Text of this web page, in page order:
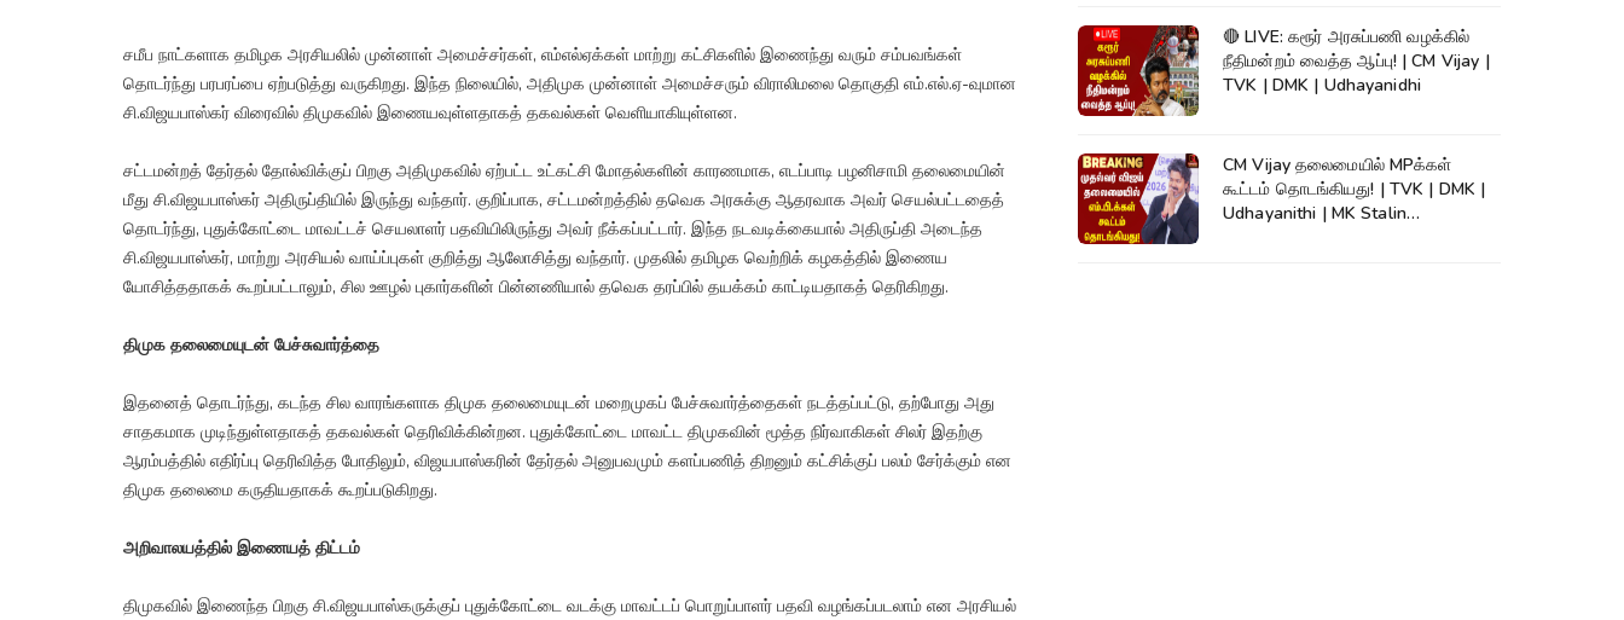
சமீப நாட்களாக தமிழக அரசியலில் முன்னாள் அமைச்சர்கள், எம்எல்ஏக்கள் மாற்று கட்சிகளில் இணைந்து வரும் சம்பவங்கள்
தொடர்ந்து பரபரப்பை ஏற்படுத்து வருகிறது. இந்த நிலையில், அதிமுக முன்னாள் அமைச்சரும் விராலிமலை தொகுதி எம்.எல்.ஏ-வுமான
சி.விஜயபாஸ்கர் விரைவில் திமுகவில் இணையவுள்ளதாகத் தகவல்கள் வெளியாகியுள்ளன.
சட்டமன்றத் தேர்தல் தோல்விக்குப் பிறகு அதிமுகவில் ஏற்பட்ட உட்கட்சி மோதல்களின் காரணமாக, எடப்பாடி பழனிசாமி தலைமையின்
மீது சி.விஜயபாஸ்கர் அதிருப்தியில் இருந்து வந்தார். குறிப்பாக, சட்டமன்றத்தில் தவெக அரசுக்கு ஆதரவாக அவர் செயல்பட்டதைத்
தொடர்ந்து, புதுக்கோட்டை மாவட்டச் செயலாளர் பதவியிலிருந்து அவர் நீக்கப்பட்டார். இந்த நடவடிக்கையால் அதிருப்தி அடைந்த
சி.விஜயபாஸ்கர், மாற்று அரசியல் வாய்ப்புகள் குறித்து ஆலோசித்து வந்தார். முதலில் தமிழக வெற்றிக் கழகத்தில் இணைய
யோசித்ததாகக் கூறப்பட்டாலும், சில ஊழல் புகார்களின் பின்னணியால் தவெக தரப்பில் தயக்கம் காட்டியதாகத் தெரிகிறது.
திமுக தலைமையுடன் பேச்சுவார்த்தை
இதனைத் தொடர்ந்து, கடந்த சில வாரங்களாக திமுக தலைமையுடன் மறைமுகப் பேச்சுவார்த்தைகள் நடத்தப்பட்டு, தற்போது அது
சாதகமாக முடிந்துள்ளதாகத் தகவல்கள் தெரிவிக்கின்றன. புதுக்கோட்டை மாவட்ட திமுகவின் மூத்த நிர்வாகிகள் சிலர் இதற்கு
ஆரம்பத்தில் எதிர்ப்பு தெரிவித்த போதிலும், விஜயபாஸ்கரின் தேர்தல் அனுபவமும் களப்பணித் திறனும் கட்சிக்குப் பலம் சேர்க்கும் என
திமுக தலைமை கருதியதாகக் கூறப்படுகிறது.
அறிவாலயத்தில் இணையத் திட்டம்
திமுகவில் இணைந்த பிறகு சி.விஜயபாஸ்கருக்குப் புதுக்கோட்டை வடக்கு மாவட்டப் பொறுப்பாளர் பதவி வழங்கப்படலாம் என அரசியல்
🔴 LIVE: கரூர் அரசுப்பணி வழக்கில்
நீதிமன்றம் வைத்த ஆப்பு! | CM Vijay |
TVK | DMK | Udhayanidhi
CM Vijay தலைமையில் MPக்கள்
கூட்டம் தொடங்கியது! | TVK | DMK |
Udhayanithi | MK Stalin